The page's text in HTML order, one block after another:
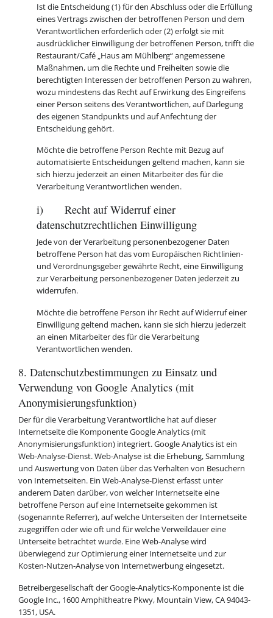
Ist die Entscheidung (1) für den Abschluss oder die Erfüllung
eines Vertrags zwischen der betroffenen Person und dem
Verantwortlichen erforderlich oder (2) erfolgt sie mit
ausdrücklicher Einwilligung der betroffenen Person, trifft die
Restaurant/Café „Haus am Mühlberg“ angemessene
Maßnahmen, um die Rechte und Freiheiten sowie die
berechtigten Interessen der betroffenen Person zu wahren,
wozu mindestens das Recht auf Erwirkung des Eingreifens
einer Person seitens des Verantwortlichen, auf Darlegung
des eigenen Standpunkts und auf Anfechtung der
Entscheidung gehört.
Möchte die betroffene Person Rechte mit Bezug auf
automatisierte Entscheidungen geltend machen, kann sie
sich hierzu jederzeit an einen Mitarbeiter des für die
Verarbeitung Verantwortlichen wenden.
i) Recht auf Widerruf einer
datenschutzrechtlichen Einwilligung
Jede von der Verarbeitung personenbezogener Daten
betroffene Person hat das vom Europäischen Richtlinien-
und Verordnungsgeber gewährte Recht, eine Einwilligung
zur Verarbeitung personenbezogener Daten jederzeit zu
widerrufen.
Möchte die betroffene Person ihr Recht auf Widerruf einer
Einwilligung geltend machen, kann sie sich hierzu jederzeit
an einen Mitarbeiter des für die Verarbeitung
Verantwortlichen wenden.
8. Datenschutzbestimmungen zu Einsatz und
Verwendung von Google Analytics (mit
Anonymisierungsfunktion)
Der für die Verarbeitung Verantwortliche hat auf dieser
Internetseite die Komponente Google Analytics (mit
Anonymisierungsfunktion) integriert. Google Analytics ist ein
Web-Analyse-Dienst. Web-Analyse ist die Erhebung, Sammlung
und Auswertung von Daten über das Verhalten von Besuchern
von Internetseiten. Ein Web-Analyse-Dienst erfasst unter
anderem Daten darüber, von welcher Internetseite eine
betroffene Person auf eine Internetseite gekommen ist
(sogenannte Referrer), auf welche Unterseiten der Internetseite
zugegriffen oder wie oft und für welche Verweildauer eine
Unterseite betrachtet wurde. Eine Web-Analyse wird
überwiegend zur Optimierung einer Internetseite und zur
Kosten-Nutzen-Analyse von Internetwerbung eingesetzt.
Betreibergesellschaft der Google-Analytics-Komponente ist die
Google Inc., 1600 Amphitheatre Pkwy, Mountain View, CA 94043-
1351, USA.